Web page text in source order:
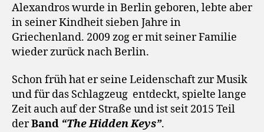
Alexandros wurde in Berlin geboren, lebte aber
in seiner Kindheit sieben Jahre in
Griechenland. 2009 zog er mit seiner Familie
wieder zurück nach Berlin.
Schon früh hat er seine Leidenschaft zur Musik
und für das Schlagzeug entdeckt, spielte lange
Zeit auch auf der Straße und ist seit 2015 Teil
derBand “The Hidden Keys”.